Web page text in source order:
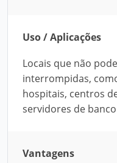
Uso / Aplicações
Locais que não
interrompidas,
hospitais, centros
servidores de
Vantagens